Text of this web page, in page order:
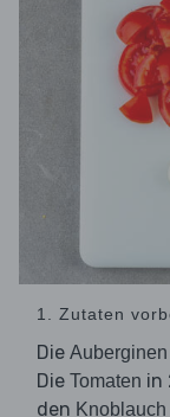
1. Zutaten
Die Auberginen
Die Tomaten in
den Knoblauch